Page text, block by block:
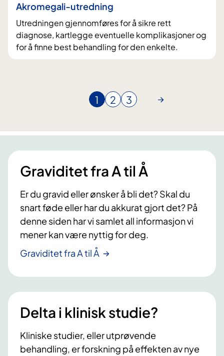
Akromegali-utredning
Utredningen gjennomføres for å sikre rett
diagnose, kartlegge eventuelle komplikasjoner og
for å finne best behandling for den enkelte.
N
æ
r
n
e
s
i
d
e
1
G
i
l
i
e
2
G
i
l
i
e
3
Graviditet fra A til Å
Er du gravid eller ønsker å bli det? Skal du
snart føde eller har du akkurat gjort det? På
denne siden har vi samlet all informasjon vi
mener kan være nyttig for deg.
Graviditet fra A til Å
Delta i klinisk studie?
Kliniske studier, eller utprøvende
behandling, er forskning på effekten av nye